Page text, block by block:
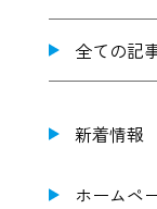
全ての記
新着情報
ホームペ